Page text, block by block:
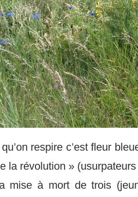
respire c’est fleur
la révolution »
mise à mort de trois